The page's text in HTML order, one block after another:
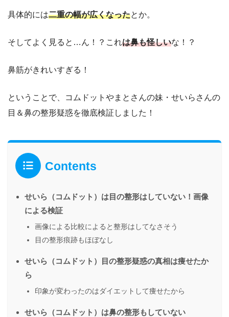
具体的には二重の幅が広くなったとか。
そしてよく見ると…ん！？これは鼻も怪しいな！？
鼻筋がきれいすぎる！
ということで、コムドットやまとさんの妹・せいらさんの
目＆鼻の整形疑惑を徹底検証しました！
Contents
せいら（コムドット）は目の整形はしていない！画像
による検証
画像による比較によると整形はしてなさそう
目の整形痕跡もほぼなし
せいら（コムドット）目の整形疑惑の真相は痩せたか
ら
印象が変わったのはダイエットして痩せたから
せいら（コムドット）は鼻の整形もしていない